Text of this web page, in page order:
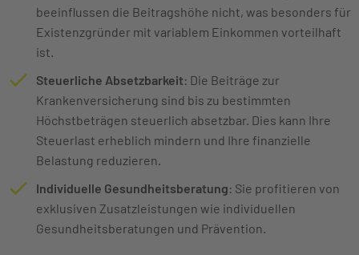
beeinflussen die Beitragshöhe nicht, was besonders für
Existenzgründer mit variablem Einkommen vorteilhaft
ist.
Steuerliche Absetzbarkeit: Die Beiträge zur
Krankenversicherung sind bis zu bestimmten
Höchstbeträgen steuerlich absetzbar. Dies kann Ihre
Steuerlast erheblich mindern und Ihre finanzielle
Belastung reduzieren.
Individuelle Gesundheitsberatung: Sie profitieren von
exklusiven Zusatzleistungen wie individuellen
Gesundheitsberatungen und Prävention.